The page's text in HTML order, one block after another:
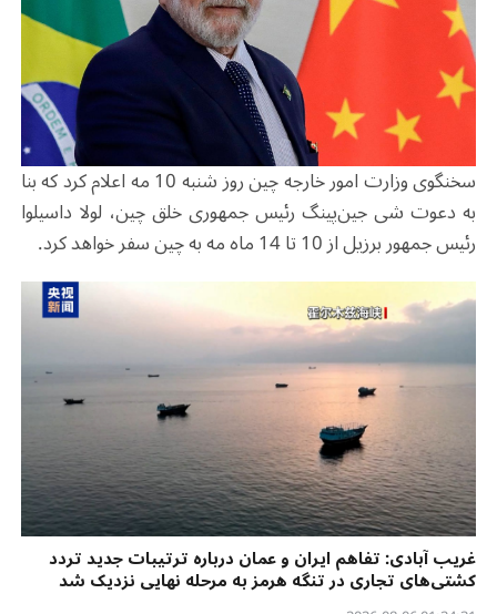
سخنگوی وزارت امور خارجه چین روز شنبه 10 مه اعلام کرد که بنا
به دعوت شی جین‌پینگ رئیس جمهوری خلق چین، لولا داسیلوا
رئیس جمهور برزیل از 10 تا 14 ماه مه به چین سفر خواهد کرد.
غریب آبادی: تفاهم ایران و عمان درباره ترتیبات جدید تردد
کشتی‌های تجاری در تنگه هرمز به مرحله نهایی نزدیک شد